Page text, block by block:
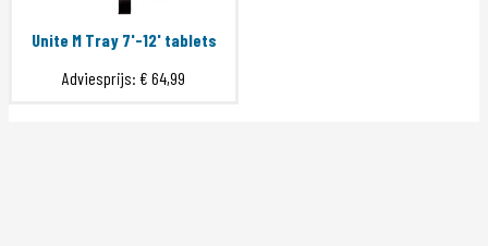
Unite M Tray 7'-12' tablets
Adviesprijs: € 64,99